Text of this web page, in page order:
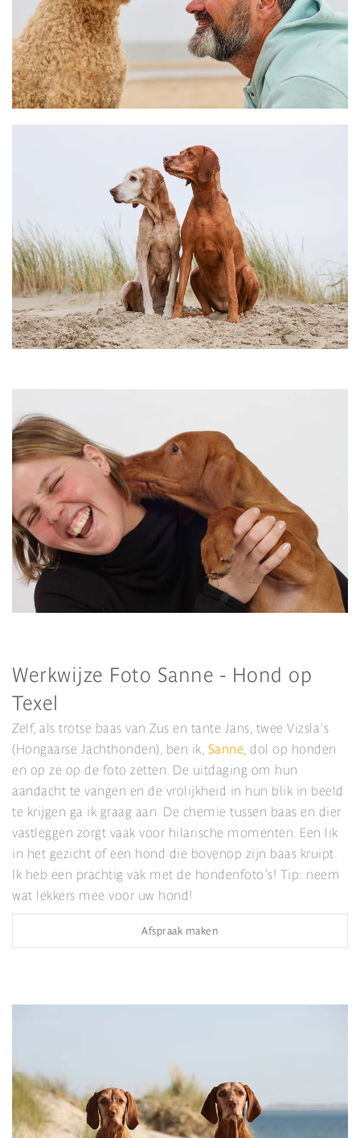
Werkwijze Foto Sanne - Hond op
Texel
Zelf, als trotse baas van Zus en tante Jans, twee Vizsla's
(Hongaarse Jachthonden), ben ik, Sanne , dol op honden
en op ze op de foto zetten. De uitdaging om hun
aandacht te vangen en de vrolijkheid in hun blik in beeld
te krijgen ga ik graag aan. De chemie tussen baas en dier
vastleggen zorgt vaak voor hilarische momenten. Een lik
in het gezicht of een hond die bovenop zijn baas kruipt.
Ik heb een prachtig vak met de hondenfoto's! Tip: neem
wat lekkers mee voor uw hond!
Afspraak maken